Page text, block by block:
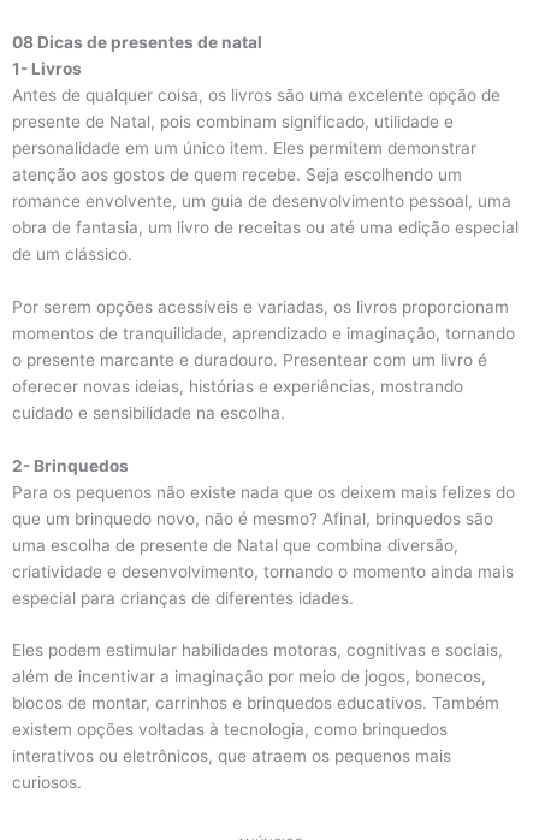
08 Dicas de presentes de natal
1- Livros
Antes de qualquer coisa, os livros são uma excelente opção de
presente de Natal, pois combinam significado, utilidade e
personalidade em um único item. Eles permitem demonstrar
atenção aos gostos de quem recebe. Seja escolhendo um
romance envolvente, um guia de desenvolvimento pessoal, uma
obra de fantasia, um livro de receitas ou até uma edição especial
de um clássico.
Por serem opções acessíveis e variadas, os livros proporcionam
momentos de tranquilidade, aprendizado e imaginação, tornando
o presente marcante e duradouro. Presentear com um livro é
oferecer novas ideias, histórias e experiências, mostrando
cuidado e sensibilidade na escolha.
2- Brinquedos
Para os pequenos não existe nada que os deixem mais felizes do
que um brinquedo novo, não é mesmo? Afinal, brinquedos são
uma escolha de presente de Natal que combina diversão,
criatividade e desenvolvimento, tornando o momento ainda mais
especial para crianças de diferentes idades.
Eles podem estimular habilidades motoras, cognitivas e sociais,
além de incentivar a imaginação por meio de jogos, bonecos,
blocos de montar, carrinhos e brinquedos educativos. Também
existem opções voltadas à tecnologia, como brinquedos
interativos ou eletrônicos, que atraem os pequenos mais
curiosos.